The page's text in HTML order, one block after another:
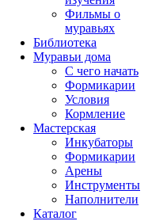
Фильмы о
муравьях
Библиотека
Муравьи дома
С чего начать
Формикарии
Условия
Кормление
Мастерская
Инкубаторы
Формикарии
Арены
Инструменты
Наполнители
Каталог